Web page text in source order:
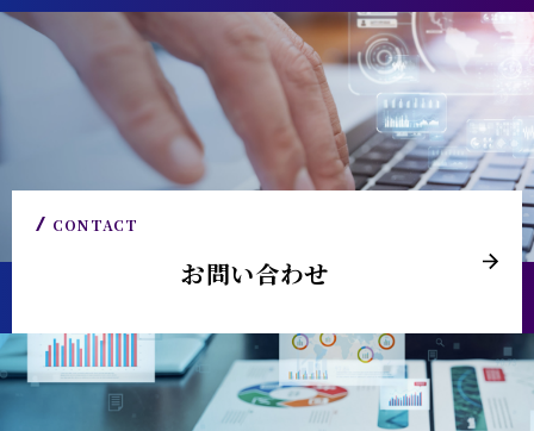
CONTACT
お問い合わせ